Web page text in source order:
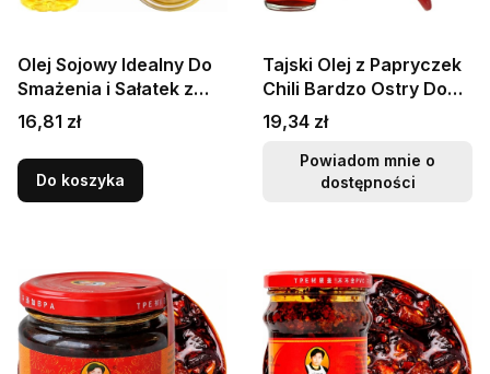
Olej Sojowy Idealny Do
Smażenia i Sałatek z
Ziarna Soi 1 Litr 1000ml
GOLDEN TURTLE
Cena
16,81 zł
Do koszyka
Tajski Olej z Papryczek
Chili Bardzo Ostry Do
Smażenia Na Woku
250ml HEALTHY BOY
BRAND
Cena
19,34 zł
Powiadom mnie o
dostępności